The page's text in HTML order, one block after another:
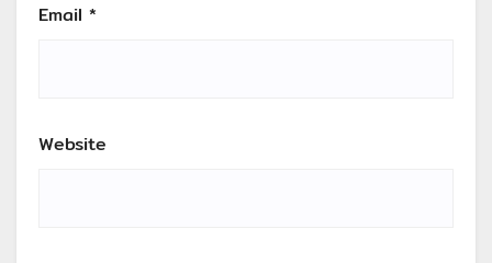
Email *
Website